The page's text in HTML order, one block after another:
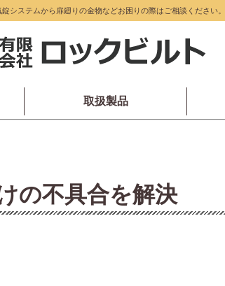
錠システムから扉廻りの金物などお困りの際はご相談ください。
取扱製品
の不具合を解決